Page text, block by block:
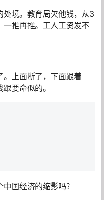
处境。教育局欠他钱，从3
一推再推。工人工资发不
。上面断了，下面跟着
要命似的。
国经济的缩影吗？